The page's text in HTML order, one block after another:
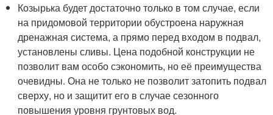
Козырька будет достаточно только в том случае, если
на придомовой территории обустроена наружная
дренажная система, а прямо перед входом в подвал,
установлены сливы. Цена подобной конструкции не
позволит вам особо сэкономить, но её преимущества
очевидны. Она не только не позволит затопить подвал
сверху, но и защитит его в случае сезонного
повышения уровня грунтовых вод.